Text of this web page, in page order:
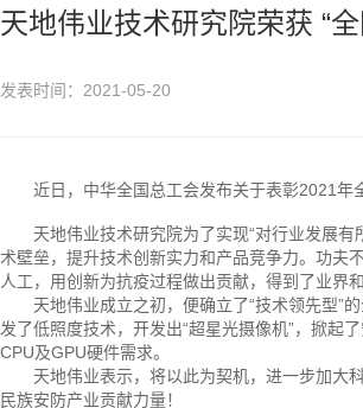
天地伟业技术研究院荣获 “
发表时间：2021-05-20
近日，中华全国总工会发布关于表彰2021年全
天地伟业技术研究院为了实现“对行业发展有
术壁垒，提升技术创新实力和产品竞争力。功夫
人工，用创新为抗疫过程做出贡献，得到了业界
天地伟业成立之初，便确立了“技术领先型”的
发了低照度技术，开发出“超星光摄像机”，掀
CPU及GPU硬件需求。
天地伟业表示，将以此为契机，进一步加大科
民族安防产业贡献力量！